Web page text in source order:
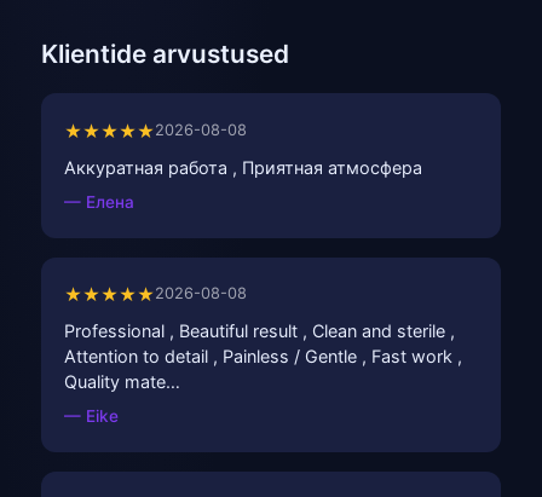
Klientide arvustused
★★★★★2026-08-08
Аккуратная работа , Приятная атмосфера
— Елена
★★★★★2026-08-08
Professional , Beautiful result , Clean and sterile ,
Attention to detail , Painless / Gentle , Fast work ,
Quality mate…
— Eike